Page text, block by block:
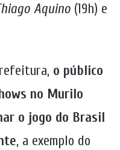
Aquino (19h) e
o público
no Murilo
o jogo do Brasil
, a exemplo do